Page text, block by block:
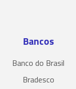
Bancos
Banco do Brasil
Bradesco